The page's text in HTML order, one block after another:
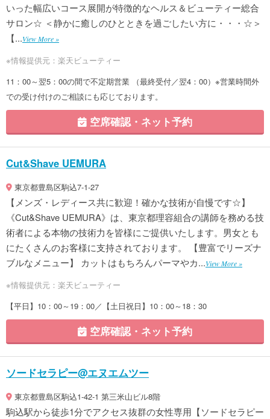
いった幅広いコース展開が特徴的なヘルス＆ビューティー総合
サロン☆ ＜静かに癒しのひとときを過ごしたい方に・・・☆＞
【...View More »
※情報提供元：楽天ビューティー
11：00～翌5：00の間で不定期営業 （最終受付／翌4：00）※営業時間外
での受け付けのご相談にも応じております。
空席確認・ネット予約
Cut&Shave UEMURA
東京都豊島区駒込7-1-27
【メンズ・レディース共に歓迎！確かな技術が自慢です☆】
《Cut&Shave UEMURA》は、東京都理容組合の講師を務める技
術者による本物の技術力を皆様にご提供いたします。男女とも
にたくさんのお客様に支持されております。 【豊富でリーズナ
ブルなメニュー】 カットはもちろんパーマやカ...View More »
※情報提供元：楽天ビューティー
【平日】10：00～19：00／【土日祝日】10：00～18：30
空席確認・ネット予約
ソードセラピー@エヌエムツー
東京都豊島区駒込1-42-1 第三米山ビル8階
駒込駅から徒歩1分でアクセス抜群の女性専用【ソードセラピー